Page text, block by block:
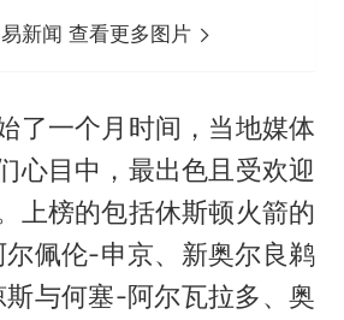
新闻 查看更多图片
了一个月时间，当地媒体
心目中，最出色且受欢迎
上榜的包括休斯顿火箭的
佩伦-申京、新奥尔良鹈
与何塞-阿尔瓦拉多、奥